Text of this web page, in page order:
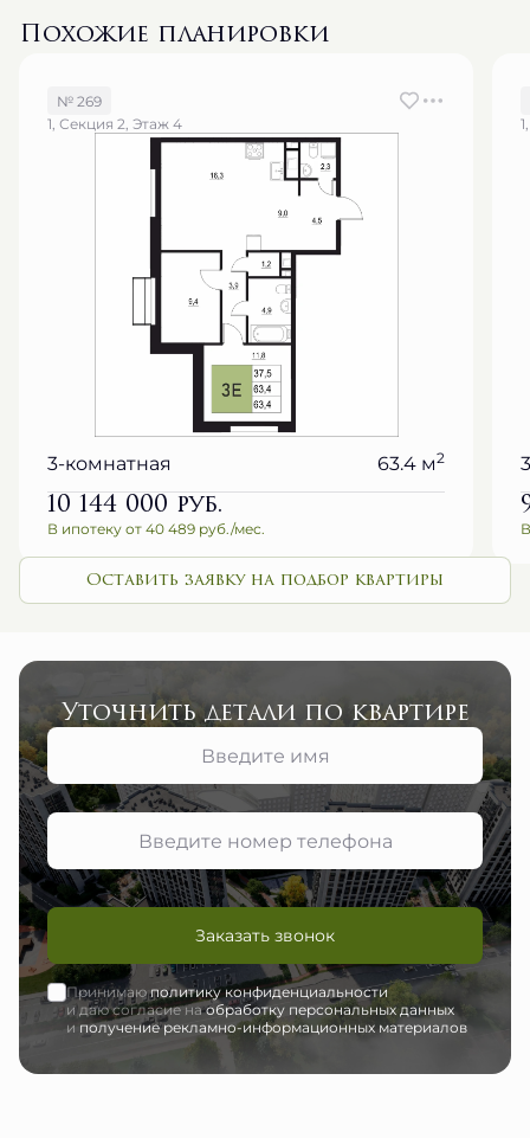
Похожие планировки
№ 269
1, Секция 2, Этаж 4
3-комнатная 63.4 м2
10 144 000руб.
В ипотеку от 40 489 руб./мес.
Оставить заявку на подбор квартиры
Уточнить детали по квартире
Заказать звонок
Принимаюполитику конфиденциальности
и даю согласие наобработку персональных данных
иполучение рекламно-информационных материалов